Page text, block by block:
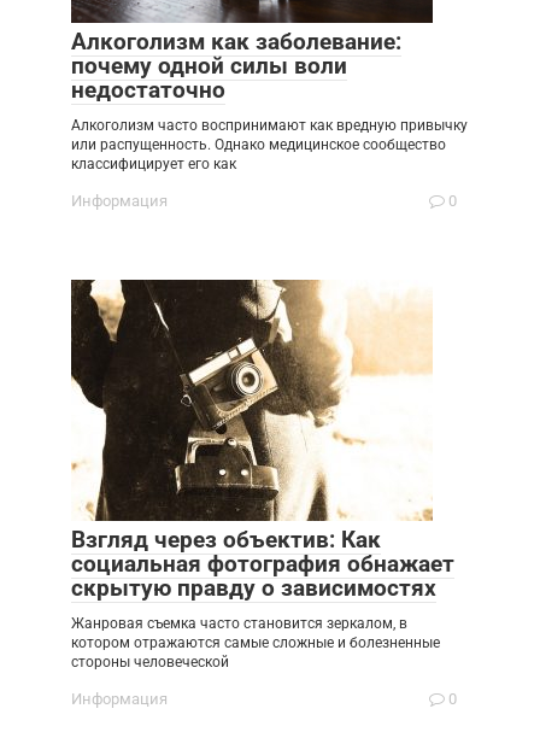
Алкоголизм как заболевание:
почему одной силы воли
недостаточно
Алкоголизм часто воспринимают как вредную привычку
или распущенность. Однако медицинское сообщество
классифицирует его как
Информация 0
Взгляд через объектив: Как
социальная фотография обнажает
скрытую правду о зависимостях
Жанровая съемка часто становится зеркалом, в
котором отражаются самые сложные и болезненные
стороны человеческой
Информация 0